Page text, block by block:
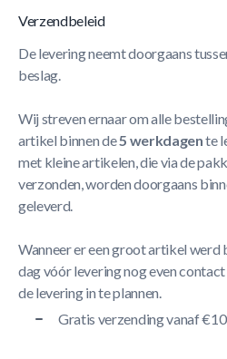
Verzendbeleid
De levering neemt doorgaans
beslag.
Wij streven ernaar om alle
artikel binnen de5 werkdagente
met kleine artikelen, die via de
verzonden, worden doorgaans
geleverd.
Wanneer er een groot artikel werd
dag vóór levering nog even
de levering in te plannen.
Gratis verzending vanaf